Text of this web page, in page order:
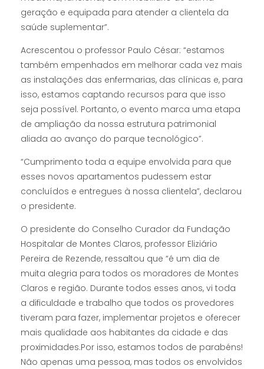
geração e equipada para atender a clientela da
saúde suplementar”.
Acrescentou o professor Paulo César: “estamos
também empenhados em melhorar cada vez mais
as instalações das enfermarias, das clínicas e, para
isso, estamos captando recursos para que isso
seja possível. Portanto, o evento marca uma etapa
de ampliação da nossa estrutura patrimonial
aliada ao avanço do parque tecnológico”.
“Cumprimento toda a equipe envolvida para que
esses novos apartamentos pudessem estar
concluídos e entregues à nossa clientela”, declarou
o presidente.
O presidente do Conselho Curador da Fundação
Hospitalar de Montes Claros, professor Eliziário
Pereira de Rezende, ressaltou que “é um dia de
muita alegria para todos os moradores de Montes
Claros e região. Durante todos esses anos, vi toda
a dificuldade e trabalho que todos os provedores
tiveram para fazer, implementar projetos e oferecer
mais qualidade aos habitantes da cidade e das
proximidades.Por isso, estamos todos de parabéns!
Não apenas uma pessoa, mas todos os envolvidos